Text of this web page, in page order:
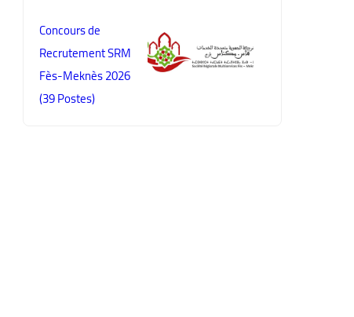
Concours de
Recrutement SRM
Fès-Meknès 2026
(39 Postes)